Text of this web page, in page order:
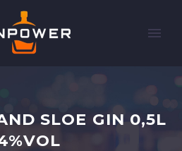
SLOE GIN 0,5L